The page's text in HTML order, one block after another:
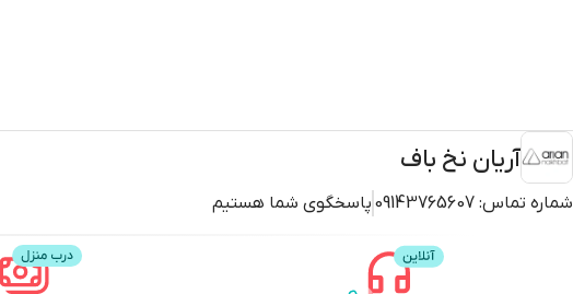
آریان نخ باف
شماره تماس: 09143765607 پاسخگوی شما هستیم